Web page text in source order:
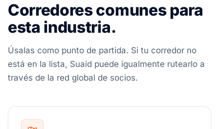
Corredores comunes para
esta industria.
Úsalas como punto de partida. Si tu corredor no
está en la lista, Suaid puede igualmente rutearlo a
través de la red global de socios.